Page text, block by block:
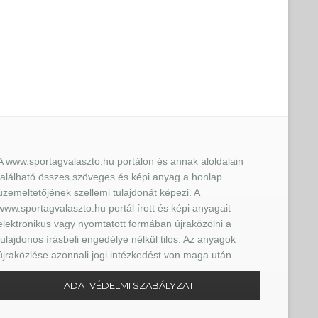
www.sportagvalaszto.hu portálon és annak aloldalain
összes szöveges és képi anyag a honlap
szellemi tulajdonát képezi. A
portál írott és képi anyagait
vagy nyomtatott formában újraközölni a
írásbeli engedélye nélkül tilos. Az anyagok
azonnali jogi intézkedést von maga után.
ADATVÉDELMI SZABÁLYZAT